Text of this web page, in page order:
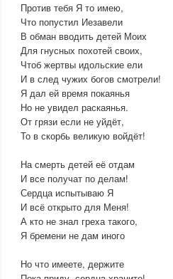
Против тебя Я то имею,
Что попустил Иезавели
В обман вводить детей Моих
Для гнусных похотей своих,
Чтоб жертвы идольские ели
И в след чужих богов смотрели!
Я дал ей время покаянья
Но не увидел раскаянья.
От грязи если не уйдёт,
То в скорбь великую войдёт!
На смерть детей её отдам
И все получат по делам!
Сердца испытываю Я
И всё открыто для Меня!
А кто не знал греха такого,
Я бремени не дам иного
Но что имеете, держите